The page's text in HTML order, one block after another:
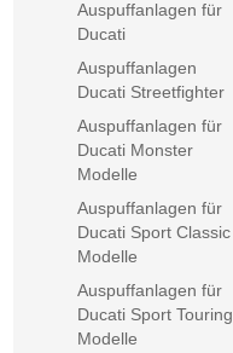
Auspuffanlagen für
Ducati
Auspuffanlagen
Ducati Streetfighter
Auspuffanlagen für
Ducati Monster
Modelle
Auspuffanlagen für
Ducati Sport Classic
Modelle
Auspuffanlagen für
Ducati Sport Touring
Modelle